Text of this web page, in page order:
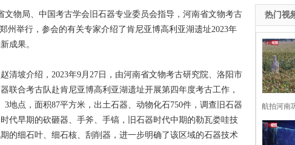
物局、中国考古学会旧石器专业委员会指导，河南省文物考古
州举行，参会的有关专家介绍了肯尼亚博高利亚湖遗址2023年
成果。
坡介绍，2023年9月27日，由河南省文物考古研究院、洛阳市
联合考古队赴肯尼亚博高利亚湖遗址开展第四年度考古工作，
地点，面积87平方米，出土石器、动物化石750件，调查旧石器
代早期的砍砸器、手斧、手镐，旧石器时代中期的勒瓦娄哇技
的细石叶、细石核、刮削器，进一步明确了该区域的石器技术
热门视
航拍河南
时